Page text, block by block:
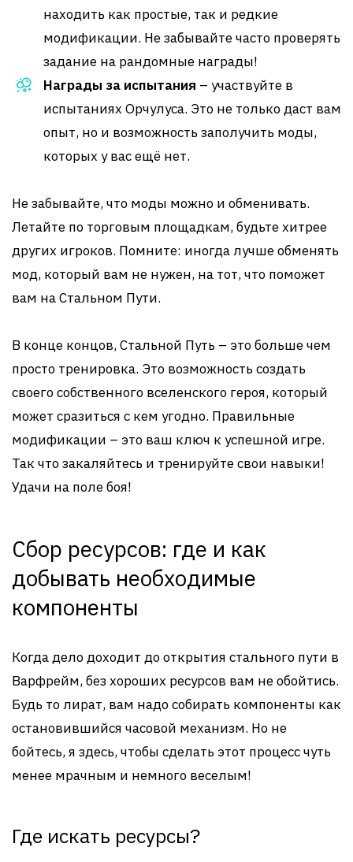
находить как простые, так и редкие
модификации. Не забывайте часто проверять
задание на рандомные награды!
Награды за испытания – участвуйте в
испытаниях Орчулуса. Это не только даст вам
опыт, но и возможность заполучить моды,
которых у вас ещё нет.
Не забывайте, что моды можно и обменивать.
Летайте по торговым площадкам, будьте хитрее
других игроков. Помните: иногда лучше обменять
мод, который вам не нужен, на тот, что поможет
вам на Стальном Пути.
В конце концов, Стальной Путь – это больше чем
просто тренировка. Это возможность создать
своего собственного вселенского героя, который
может сразиться с кем угодно. Правильные
модификации – это ваш ключ к успешной игре.
Так что закаляйтесь и тренируйте свои навыки!
Удачи на поле боя!
Сбор ресурсов: где и как
добывать необходимые
компоненты
Когда дело доходит до открытия стального пути в
Варфрейм, без хороших ресурсов вам не обойтись.
Будь то лират, вам надо собирать компоненты как
остановившийся часовой механизм. Но не
бойтесь, я здесь, чтобы сделать этот процесс чуть
менее мрачным и немного веселым!
Где искать ресурсы?